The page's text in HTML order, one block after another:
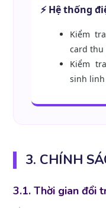
⚡ Hệ thống
Kiểm
card thu
Kiểm
sinh linh
3. CHÍNH
3.1. Thời gian đổi